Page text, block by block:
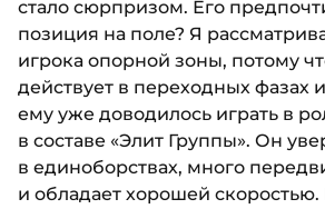
стало сюрпризом. Его
позиция на поле? Я
игрока опорной зоны, потому
действует в переходных фазах
ему уже доводилось играть в
в составе «Элит Группы». Он
в единоборствах, много
и обладает хорошей